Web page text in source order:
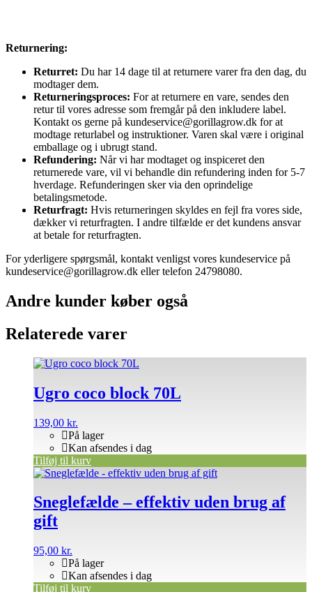
Returnering:
Returret: Du har 14 dage til at returnere varer fra den dag, du
modtager dem.
Returneringsproces: For at returnere en vare, sendes den
retur til vores adresse som fremgår på den inkludere label.
Kontakt os gerne på kundeservice@gorillagrow.dk for at
modtage returlabel og instruktioner. Varen skal være i original
emballage og i ubrugt stand.
Refundering: Når vi har modtaget og inspiceret den
returnerede vare, vil vi behandle din refundering inden for 5-7
hverdage. Refunderingen sker via den oprindelige
betalingsmetode.
Returfragt: Hvis returneringen skyldes en fejl fra vores side,
dækker vi returfragten. I andre tilfælde er det kundens ansvar
at betale for returfragten.
For yderligere spørgsmål, kontakt venligst vores kundeservice på
kundeservice@gorillagrow.dk eller telefon 24798080.
Andre kunder køber også
Relaterede varer
Ugro coco block 70L
139,00 kr.
På lager
Kan afsendes i dag
Tilføj til kurv
Sneglefælde – effektiv uden brug af
gift
95,00 kr.
På lager
Kan afsendes i dag
Tilføj til kurv